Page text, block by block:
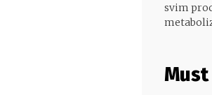
svim